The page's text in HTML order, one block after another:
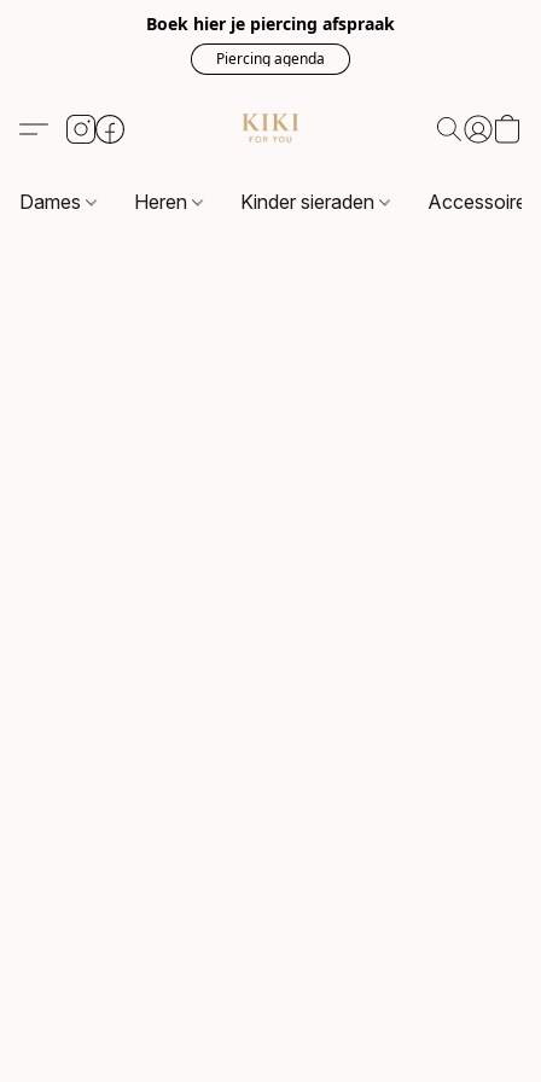
Boek hier je piercing afspraak
Piercing agenda
Dames Heren Kinder sieraden Accessoires